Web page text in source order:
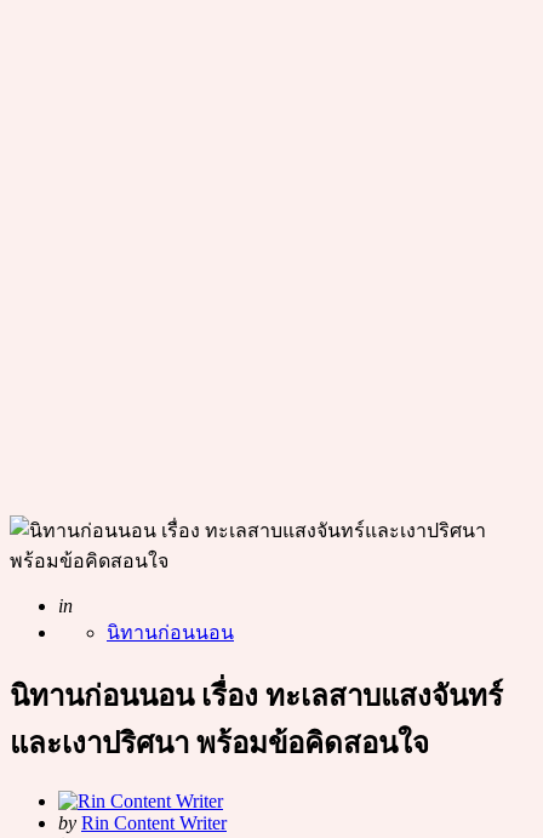
Posted
in
นิทานก่อนนอน
นิทานก่อนนอน เรื่อง ทะเลสาบแสงจันทร์
และเงาปริศนา พร้อมข้อคิดสอนใจ
Posted
by Rin Content Writer